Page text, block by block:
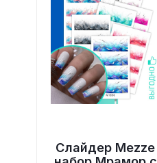
Слайдер Mezze